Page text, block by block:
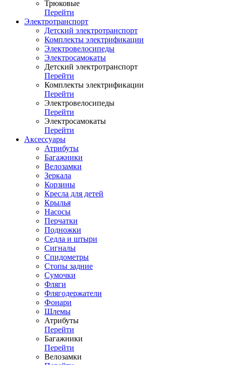
Трюковые
Перейти
Электротранспорт
Детский электротранспорт
Комплекты электрификации
Электровелосипеды
Электросамокаты
Детский электротранспорт
Перейти
Комплекты электрификации
Перейти
Электровелосипеды
Перейти
Электросамокаты
Перейти
Аксессуары
Атрибуты
Багажники
Велозамки
Зеркала
Корзины
Кресла для детей
Крылья
Насосы
Перчатки
Подножки
Седла и штыри
Сигналы
Спидометры
Стопы задние
Сумочки
Фляги
Флягодержатели
Фонари
Шлемы
Атрибуты
Перейти
Багажники
Перейти
Велозамки